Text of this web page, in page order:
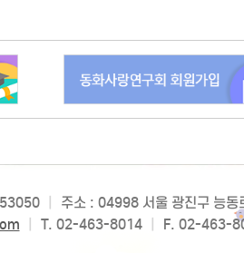
주소 : 04998 서울 광진구 능
T. 02-463-8014 F. 02-463-